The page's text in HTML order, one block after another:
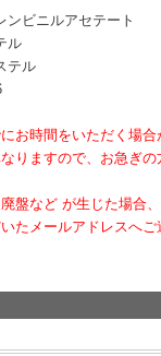
ンビニルアセテート
ル
テル
お時間をいただく場合
りますので、お急ぎ
盤など が生じた場合
たメールアドレスへご